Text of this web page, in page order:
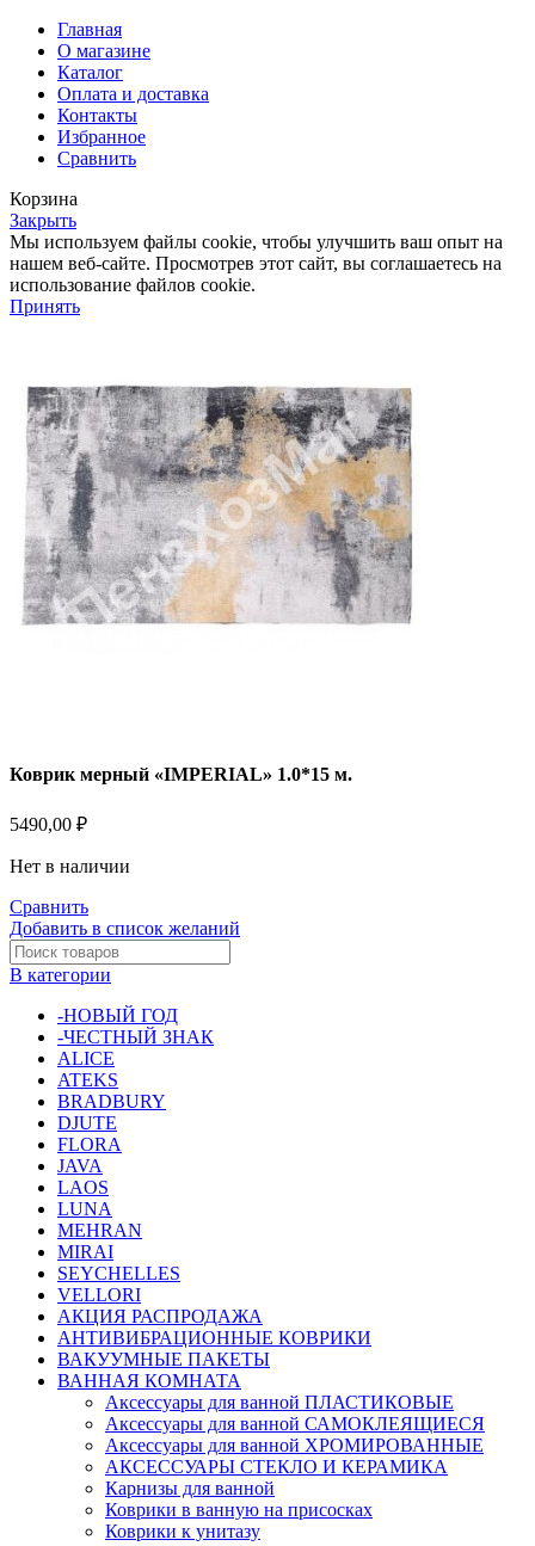
Главная
О магазине
Каталог
Оплата и доставка
Контакты
Избранное
Сравнить
Корзина
Закрыть
Мы используем файлы cookie, чтобы улучшить ваш опыт на
нашем веб-сайте. Просмотрев этот сайт, вы соглашаетесь на
использование файлов cookie.
Принять
Коврик мерный «IMPERIAL» 1.0*15 м.
5490,00 ₽
Нет в наличии
Сравнить
Добавить в список желаний
В категории
-НОВЫЙ ГОД
-ЧЕСТНЫЙ ЗНАК
ALICE
ATEKS
BRADBURY
DJUTE
FLORA
JAVA
LAOS
LUNA
MEHRAN
MIRAI
SEYCHELLES
VELLORI
АКЦИЯ РАСПРОДАЖА
АНТИВИБРАЦИОННЫЕ КОВРИКИ
ВАКУУМНЫЕ ПАКЕТЫ
ВАННАЯ КОМНАТА
Аксессуары для ванной ПЛАСТИКОВЫЕ
Аксессуары для ванной САМОКЛЕЯЩИЕСЯ
Аксессуары для ванной ХРОМИРОВАННЫЕ
АКСЕССУАРЫ СТЕКЛО И КЕРАМИКА
Карнизы для ванной
Коврики в ванную на присосках
Коврики к унитазу